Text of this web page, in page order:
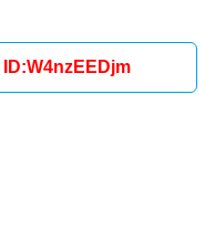
ID:W4nzEEDjm